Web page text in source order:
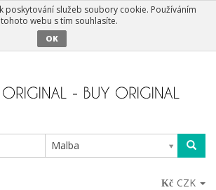
poskytování služeb soubory cookie. Používáním
tohoto webu s tím souhlasíte.
OK
Malba
CZK